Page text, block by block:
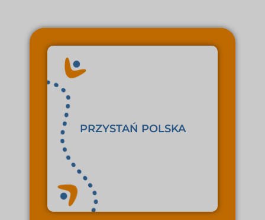
PRZYSTAŃ POLSKA
støttende rom for